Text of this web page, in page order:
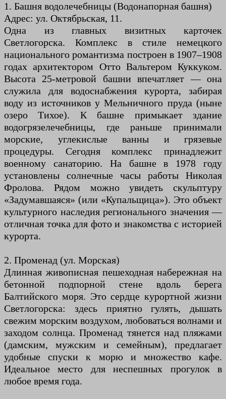
1. Башня водолечебницы (Водонапорная башня)
Адрес: ул. Октябрьская, 11.
Одна из главных визитных карточек
Светлогорска. Комплекс в стиле немецкого
национального романтизма построен в 1907–1908
годах архитектором Отто Вальтером Куккуком.
Высота 25-метровой башни впечатляет — она
служила для водоснабжения курорта, забирая
воду из источников у Мельничного пруда (ныне
озеро Тихое). К башне примыкает здание
водогрязелечебницы, где раньше принимали
морские, углекислые ванны и грязевые
процедуры. Сегодня комплекс принадлежит
военному санаторию. На башне в 1978 году
установлены солнечные часы работы Николая
Фролова. Рядом можно увидеть скульптуру
«Задумавшаяся» (или «Купальщица»). Это объект
культурного наследия регионального значения —
отличная точка для фото и знакомства с историей
курорта.
2. Променад (ул. Морская)
Длинная живописная пешеходная набережная на
бетонной подпорной стене вдоль берега
Балтийского моря. Это сердце курортной жизни
Светлогорска: здесь приятно гулять, дышать
свежим морским воздухом, любоваться волнами и
заходом солнца. Променад тянется над пляжами
(дамским, мужским и семейным), предлагает
удобные спуски к морю и множество кафе.
Идеальное место для неспешных прогулок в
любое время года.